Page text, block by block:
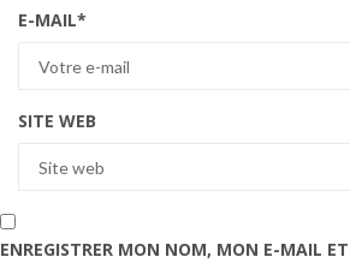
E-MAIL*
SITE WEB
ENREGISTRER MON NOM, MON E-MAIL